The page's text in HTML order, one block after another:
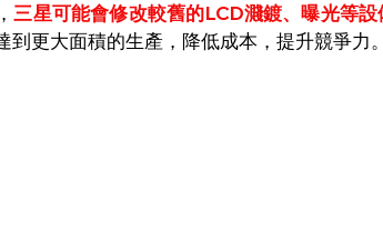
三星可能會修改較舊的LCD濺鍍、曝光等
到更大面積的生產，降低成本，提升競爭力。